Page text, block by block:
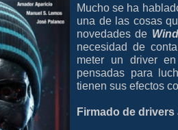
Mucho se ha
una de las cosas
novedades de
necesidad de
meter un driver
pensadas para
tienen sus efectos
Firmado de